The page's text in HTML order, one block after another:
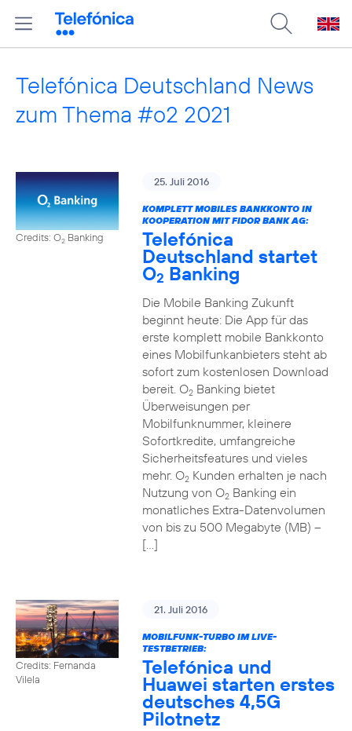
Telefónica Deutschland News
zum Thema #o2 2021
Credits: O2 Banking
25. Juli 2016
KOMPLETT MOBILES BANKKONTO IN
KOOPERATION MIT FIDOR BANK AG:
Telefónica
Deutschland startet
O2 Banking
Die Mobile Banking Zukunft
beginnt heute: Die App für das
erste komplett mobile Bankkonto
eines Mobilfunkanbieters steht ab
sofort zum kostenlosen Download
bereit. O2Banking bietet
Überweisungen per
Mobilfunknummer, kleinere
Sofortkredite, umfangreiche
Sicherheitsfeatures und vieles
mehr. O2Kunden erhalten je nach
Nutzung von O2Banking ein
monatliches Extra-Datenvolumen
von bis zu 500 Megabyte (MB) –
[…]
Credits: Fernanda
Vilela
21. Juli 2016
MOBILFUNK-TURBO IM LIVE-
TESTBETRIEB:
Telefónica und
Huawei starten erstes
deutsches 4,5G
Pilotnetz